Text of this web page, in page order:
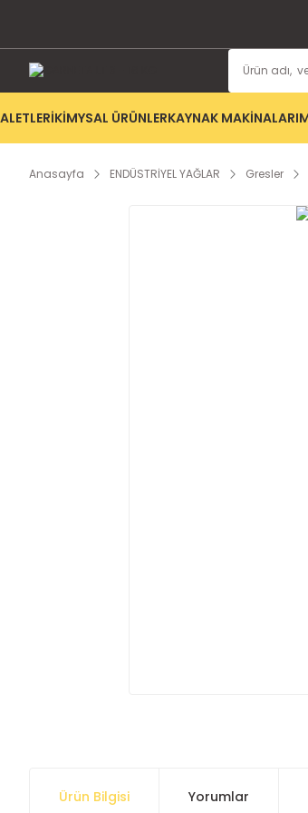
KİMYSAL ÜRÜNLERKAYNAK MAKİNALARI
Anasayfa ENDÜSTRİYEL YAĞLAR Gresler
Ürün Bilgisi Yorumlar